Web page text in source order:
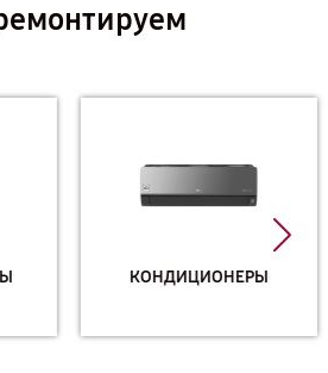
КОНДИЦИОНЕРЫ